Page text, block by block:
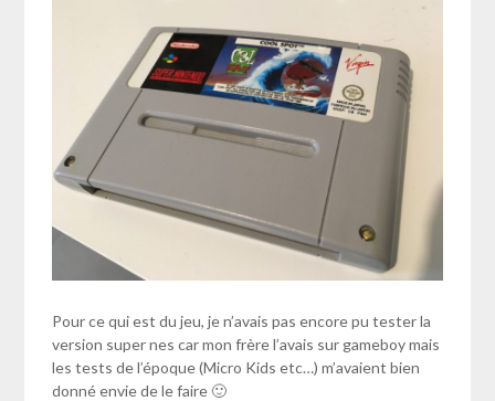
Pour ce qui est du jeu, je n’avais pas encore pu tester la
version super nes car mon frère l’avais sur gameboy mais
les tests de l’époque (Micro Kids etc…) m’avaient bien
donné envie de le faire 🙂